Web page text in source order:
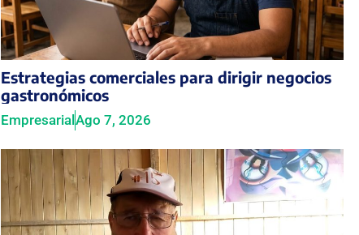
Estrategias comerciales para dirigir negocios
gastronómicos
EmpresarialAgo 7, 2026